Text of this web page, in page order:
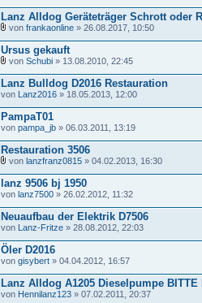
Lanz Alldog Geräteträger Schrott oder
von frankaonline » 26.08.2017, 10:50
Ursus gekauft
von Schubi » 13.08.2010, 22:45
Lanz Bulldog D2016 Restauration
von Lanz2016 » 18.05.2013, 12:00
PampaT01
von pampa_jb » 06.03.2011, 13:19
Restauration 3506
von lanzfranz0815 » 04.02.2013, 16:30
lanz 9506 bj 1950
von lanz7500 » 26.02.2012, 11:32
Neuaufbau der Elektrik D7506
von Lanz-Fritze » 28.08.2012, 22:03
Öler D2016
von gisybert » 04.04.2012, 16:57
Lanz Alldog A1205 Dieselpumpe BITTE
von Hennilanz123 » 07.02.2011, 20:37